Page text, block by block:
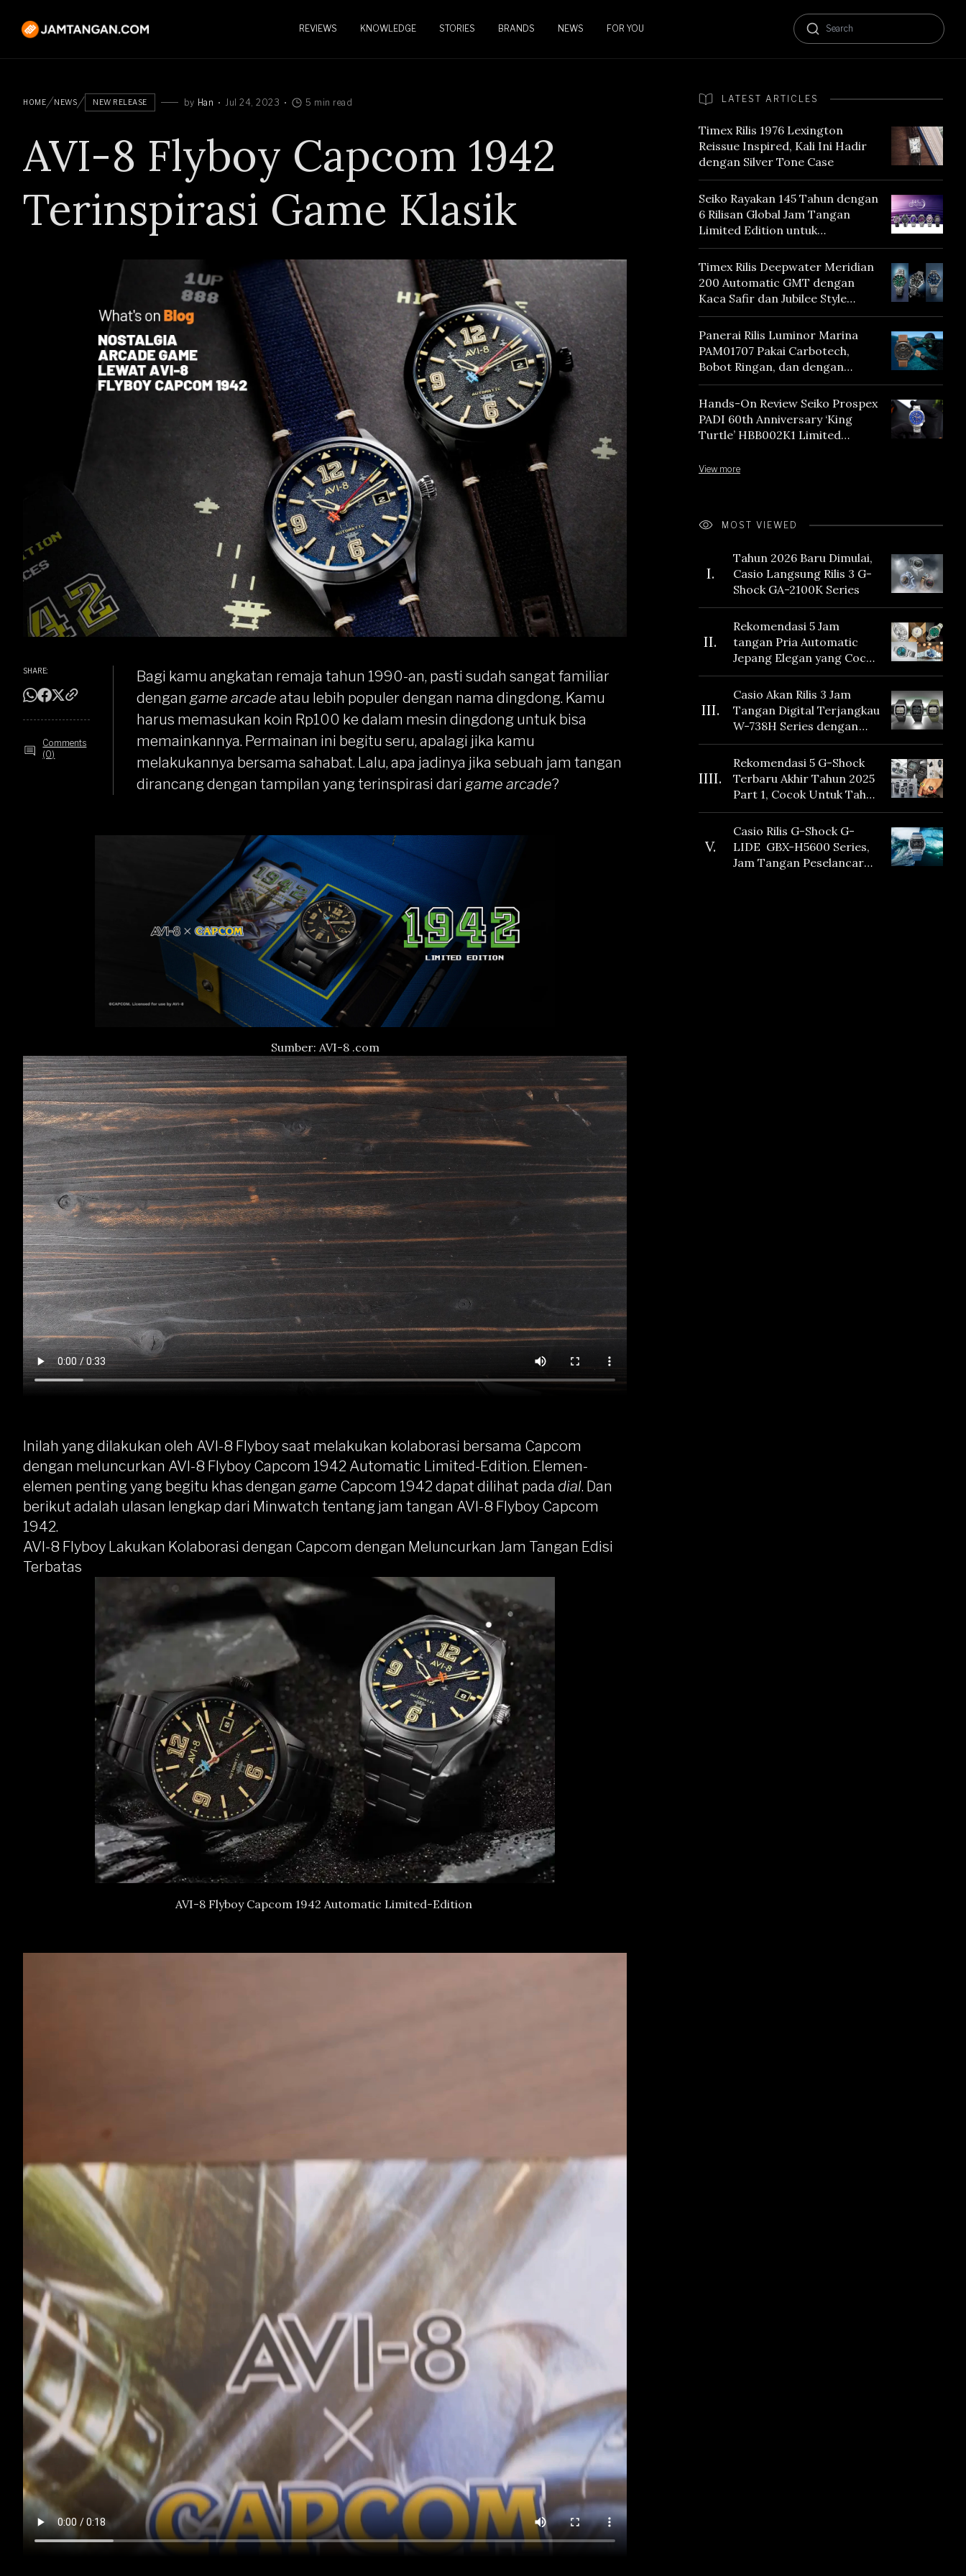
REVIEWS KNOWLEDGE STORIES BRANDS NEWS FOR YOU
HOME NEWS NEW RELEASE by Han Jul 24, 2023 5 min read
AVI-8 Flyboy Capcom 1942
Terinspirasi Game Klasik
SHARE:
Comments
(0)
Bagi kamu angkatan remaja tahun 1990-an, pasti sudah sangat familiar
dengan game arcade atau lebih populer dengan nama dingdong. Kamu
harus memasukan koin Rp100 ke dalam mesin dingdong untuk bisa
memainkannya. Permainan ini begitu seru, apalagi jika kamu
melakukannya bersama sahabat. Lalu, apa jadinya jika sebuah jam tangan
dirancang dengan tampilan yang terinspirasi dari game arcade?
Sumber: AVI-8 .com
Inilah yang dilakukan oleh AVI-8 Flyboy saat melakukan kolaborasi bersama Capcom
dengan meluncurkan AVI-8 Flyboy Capcom 1942 Automatic Limited-Edition. Elemen-
elemen penting yang begitu khas dengan game Capcom 1942 dapat dilihat pada dial. Dan
berikut adalah ulasan lengkap dari Minwatch tentang jam tangan AVI-8 Flyboy Capcom
1942.
AVI-8 Flyboy Lakukan Kolaborasi dengan Capcom dengan Meluncurkan Jam Tangan Edisi
Terbatas
AVI-8 Flyboy Capcom 1942 Automatic Limited-Edition
LATEST ARTICLES
Timex Rilis 1976 Lexington
Reissue Inspired, Kali Ini Hadir
dengan Silver Tone Case
Seiko Rayakan 145 Tahun dengan
6 Rilisan Global Jam Tangan
Limited Edition untuk
Menghormati Edo Purple,
Warna yang Mencerminkan
Warisan Tokyo
Timex Rilis Deepwater Meridian
200 Automatic GMT dengan
Kaca Safir dan Jubilee Style
Bracelet
Panerai Rilis Luminor Marina
PAM01707 Pakai Carbotech,
Bobot Ringan, dan dengan
Vintage Vibes
Hands-On Review Seiko Prospex
PADI 60th Anniversary ‘King
Turtle’ HBB002K1 Limited
View more
MOST VIEWED
I.
Tahun 2026 Baru Dimulai,
Casio Langsung Rilis 3 G-
Shock GA-2100K Series
II.
Rekomendasi 5 Jam
tangan Pria Automatic
Jepang Elegan yang Cocok
Dikoleksi di 2026
III.
Casio Akan Rilis 3 Jam
Tangan Digital Terjangkau
W-738H Series dengan
Masa Baterai 10 Tahun
dan Fitur Vibration
IIII.
Rekomendasi 5 G-Shock
Terbaru Akhir Tahun 2025
Part 1, Cocok Untuk Tahun
Baru!
V.
Casio Rilis G-Shock G-
LIDE GBX-H5600 Series,
Jam Tangan Peselancar